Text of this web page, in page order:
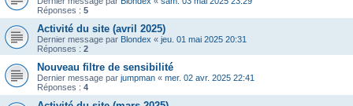
Réponses : 5
Activité du site (avril 2025)
Dernier message par Blondex « jeu. 01 mai 2025 20:31
Réponses : 2
Nouveau filtre de sensibilité
Dernier message par jumpman « mer. 02 avr. 2025 22:41
Réponses : 4